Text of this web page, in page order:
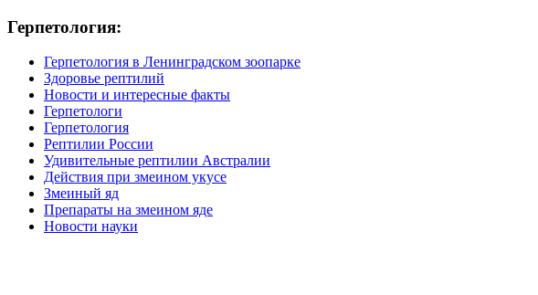
Герпетология:
Герпетология в Ленинградском зоопарке
Здоровье рептилий
Новости и интересные факты
Герпетологи
Герпетология
Рептилии России
Удивительные рептилии Австралии
Действия при змеином укусе
Змеиный яд
Препараты на змеином яде
Новости науки